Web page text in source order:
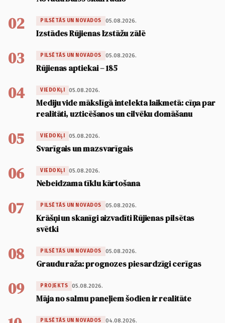
02 PILSĒTĀS UN NOVADOS 05.08.2026.
Izstādes Rūjienas Izstāžu zālē
03 PILSĒTĀS UN NOVADOS 05.08.2026.
Rūjienas aptiekai – 185
04 VIEDOKĻI 05.08.2026.
Mediju vide mākslīgā intelekta laikmetā: cīņa par
realitāti, uzticēšanos un cilvēku domāšanu
05 VIEDOKĻI 05.08.2026.
Svarīgais un mazsvarīgais
06 VIEDOKĻI 05.08.2026.
Nebeidzama tīklu kārtošana
07 PILSĒTĀS UN NOVADOS 05.08.2026.
Krāšņi un skanīgi aizvadīti Rūjienas pilsētas
svētki
08 PILSĒTĀS UN NOVADOS 05.08.2026.
Graudu raža: prognozes piesardzīgi cerīgas
09 PROJEKTS 05.08.2026.
Māja no salmu paneļiem šodien ir realitāte
PILSĒTĀS UN NOVADOS 04.08.2026.